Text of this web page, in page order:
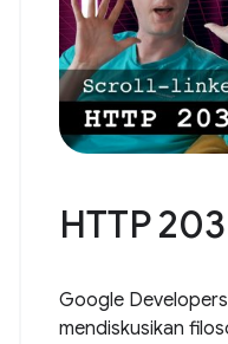
HTTP 203
Google
mendiskusikan